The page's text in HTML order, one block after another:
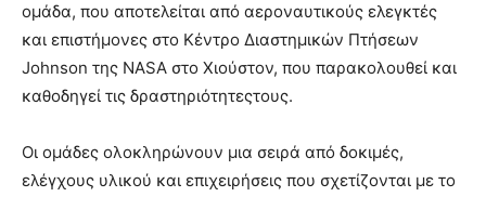
ομάδα, που αποτελείται από αεροναυτικούς ελεγκτές
και επιστήμονες στο Κέντρο Διαστημικών Πτήσεων
Johnson της NASA στο Χιούστον, που παρακολουθεί και
καθοδηγεί τις δραστηριότητεςτους.
Οι ομάδες ολοκληρώνουν μια σειρά από δοκιμές,
ελέγχους υλικού και επιχειρήσεις που σχετίζονται με το